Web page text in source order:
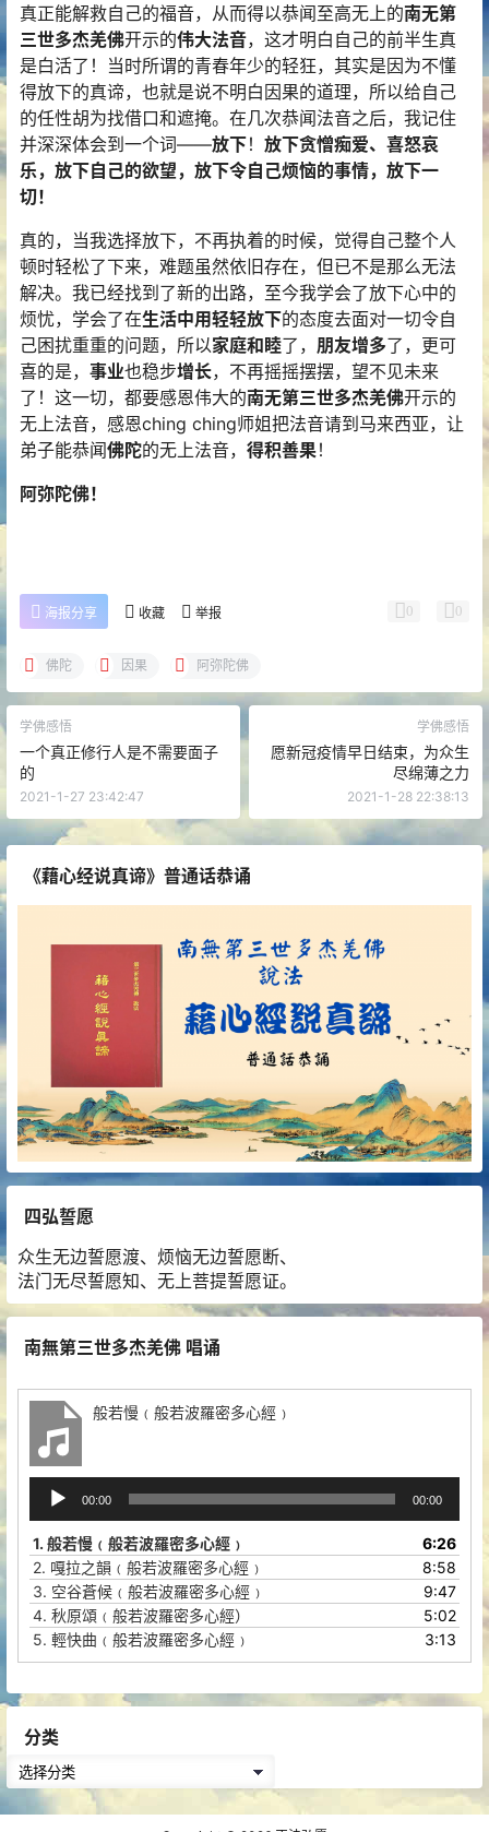
真正能解救自己的福音，从而得以恭闻至高无上的南无第
三世多杰羌佛开示的伟大法音，这才明白自己的前半生真
是白活了！当时所谓的青春年少的轻狂，其实是因为不懂
得放下的真谛，也就是说不明白因果的道理，所以给自己
的任性胡为找借口和遮掩。在几次恭闻法音之后，我记住
并深深体会到一个词——放下！ 放下贪憎痴爱、喜怒哀
乐，放下自己的欲望，放下令自己烦恼的事情，放下一
切！
真的，当我选择放下，不再执着的时候，觉得自己整个人
顿时轻松了下来，难题虽然依旧存在，但已不是那么无法
解决。我已经找到了新的出路，至今我学会了放下心中的
烦忧，学会了在生活中用轻轻放下的态度去面对一切令自
己困扰重重的问题，所以家庭和睦了， 朋友增多了，更可
喜的是， 事业也稳步增长，不再摇摇摆摆，望不见未来
了！这一切，都要感恩伟大的南无第三世多杰羌佛开示的
无上法音，感恩ching ching师姐把法音请到马来西亚，让
弟子能恭闻佛陀的无上法音， 得积善果！
阿弥陀佛！
海报分享 收藏 举报 0 0
佛陀 因果 阿弥陀佛
学佛感悟
一个真正修行人是不需要面子
的
2021-1-27 23:42:47
学佛感悟
愿新冠疫情早日结束，为众生
尽绵薄之力
2021-1-28 22:38:13
《藉心经说真谛》普通话恭诵
四弘誓愿
众生无边誓愿渡、烦恼无边誓愿断、
法门无尽誓愿知、无上菩提誓愿证。
南無第三世多杰羌佛 唱诵
般若慢﹙般若波羅密多心經﹚
播
放
器
00:00 00:00
1. 般若慢﹙般若波羅密多心經﹚
6:26
2. 嘎拉之韻﹙般若波羅密多心經﹚
8:58
3. 空谷蒼候﹙般若波羅密多心經﹚
9:47
4. 秋原頌﹙般若波羅密多心經）
5:02
5. 輕快曲﹙般若波羅密多心經﹚ 3:13
分类
分
类